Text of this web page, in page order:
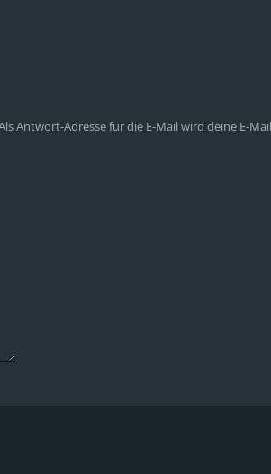
Antwort-Adresse für die E-Mail wird deine E-